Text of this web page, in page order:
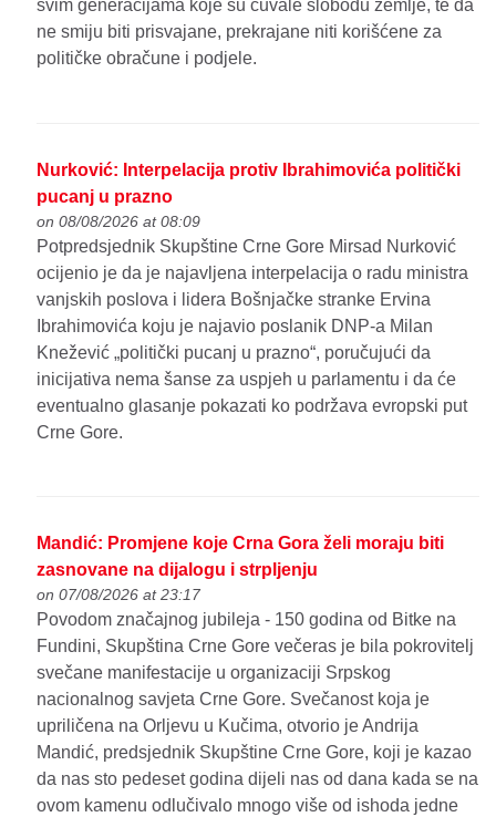
svim generacijama koje su čuvale slobodu zemlje, te da
ne smiju biti prisvajane, prekrajane niti korišćene za
političke obračune i podjele.
Nurković: Interpelacija protiv Ibrahimovića politički
pucanj u prazno
on 08/08/2026 at 08:09
Potpredsjednik Skupštine Crne Gore Mirsad Nurković
ocijenio je da je najavljena interpelacija o radu ministra
vanjskih poslova i lidera Bošnjačke stranke Ervina
Ibrahimovića koju je najavio poslanik DNP-a Milan
Knežević „politički pucanj u prazno“, poručujući da
inicijativa nema šanse za uspjeh u parlamentu i da će
eventualno glasanje pokazati ko podržava evropski put
Crne Gore.
Mandić: Promjene koje Crna Gora želi moraju biti
zasnovane na dijalogu i strpljenju
on 07/08/2026 at 23:17
Povodom značajnog jubileja - 150 godina od Bitke na
Fundini, Skupština Crne Gore večeras je bila pokrovitelj
svečane manifestacije u organizaciji Srpskog
nacionalnog savjeta Crne Gore. Svečanost koja je
upriličena na Orljevu u Kučima, otvorio je Andrija
Mandić, predsjednik Skupštine Crne Gore, koji je kazao
da nas sto pedeset godina dijeli nas od dana kada se na
ovom kamenu odlučivalo mnogo više od ishoda jedne